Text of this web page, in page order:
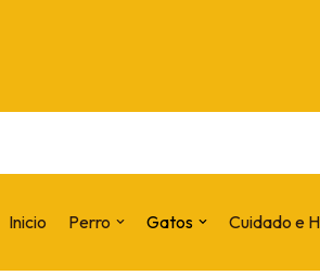
Inicio Perro Gatos Cuidado e